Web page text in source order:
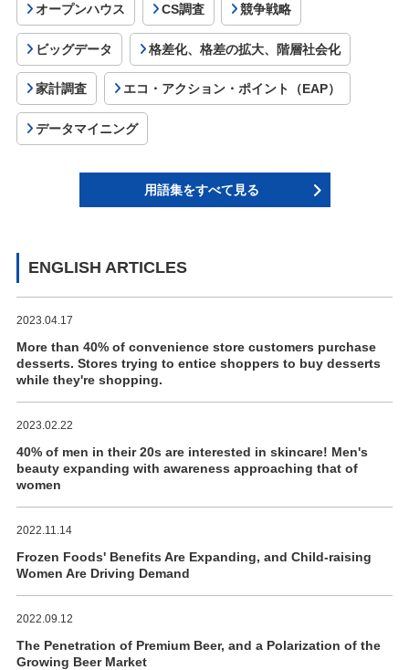
オープンハウス CS調査 競争戦略
ビッグデータ 格差化、格差の拡大、階層社会化
家計調査 エコ・アクション・ポイント（EAP）
データマイニング
用語集をすべて見る
ENGLISH ARTICLES
2023.04.17
More than 40% of convenience store customers purchase
desserts. Stores trying to entice shoppers to buy desserts
while they're shopping.
2023.02.22
40% of men in their 20s are interested in skincare! Men's
beauty expanding with awareness approaching that of
women
2022.11.14
Frozen Foods' Benefits Are Expanding, and Child-raising
Women Are Driving Demand
2022.09.12
The Penetration of Premium Beer, and a Polarization of the
Growing Beer Market